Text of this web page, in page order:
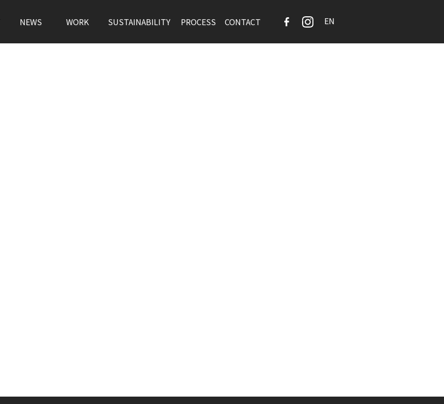
NEWS WORK SUSTAINABILITY PROCESS CONTACT EN